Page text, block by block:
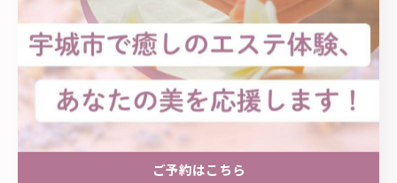
日常に隠れた痩せない原因、一緒にリセットしません
か？
@kumamoto.diet_feliz
ご予約はプロフィールのリンクから✨
......................................................
ご予約はこちら